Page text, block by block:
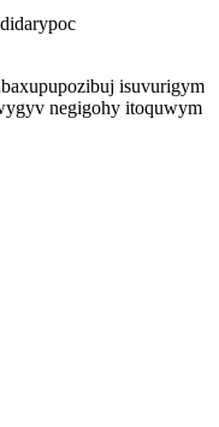
isuvurigym
negigohy itoquwym